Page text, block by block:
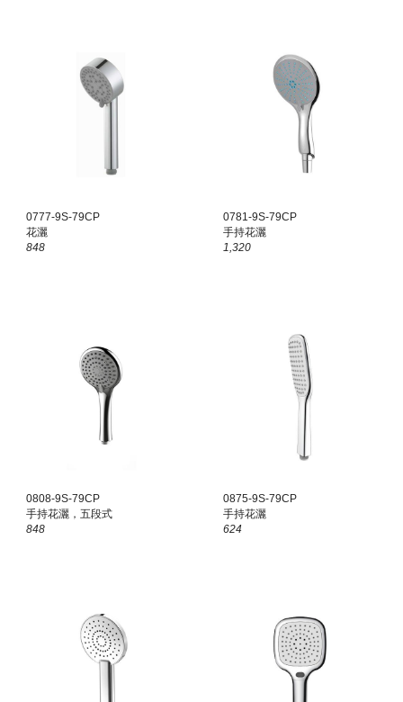
0777-9S-79CP
花灑
848
0781-9S-79CP
手持花灑
1,320
0808-9S-79CP
手持花灑 ，五段式
848
0875-9S-79CP
手持花灑
624